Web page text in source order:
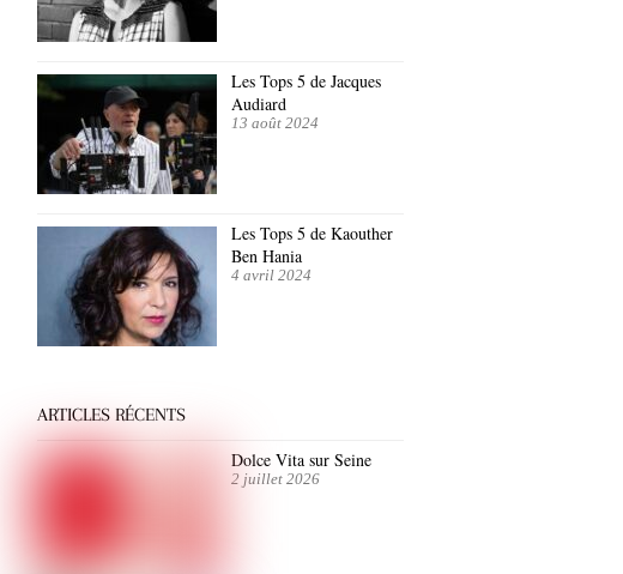
Les Tops 5 de Jacques
Audiard
13 août 2024
Les Tops 5 de Kaouther
Ben Hania
4 avril 2024
ARTICLES RÉCENTS
Dolce Vita sur Seine
2 juillet 2026